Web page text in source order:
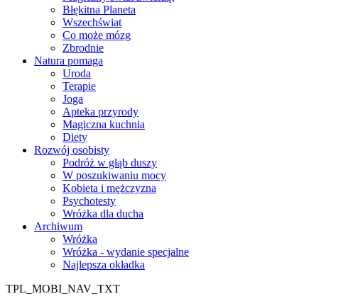
Błękitna Planeta
Wszechświat
Co może mózg
Zbrodnie
Natura pomaga
Uroda
Terapie
Joga
Apteka przyrody
Magiczna kuchnia
Diety
Rozwój osobisty
Podróż w głąb duszy
W poszukiwaniu mocy
Kobieta i mężczyzna
Psychotesty
Wróżka dla ducha
Archiwum
Wróżka
Wróżka - wydanie specjalne
Najlepsza okładka
TPL_MOBI_NAV_TXT